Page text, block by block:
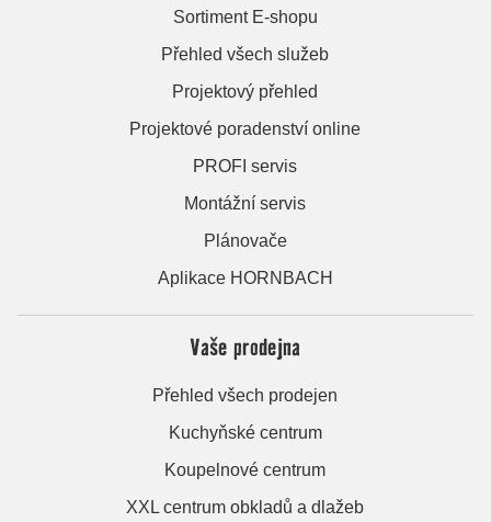
Sortiment E-shopu
Přehled všech služeb
Projektový přehled
Projektové poradenství online
PROFI servis
Montážní servis
Plánovače
Aplikace HORNBACH
Vaše prodejna
Přehled všech prodejen
Kuchyňské centrum
Koupelnové centrum
XXL centrum obkladů a dlažeb